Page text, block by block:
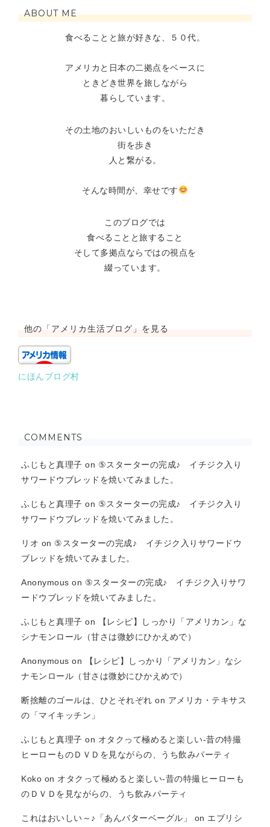
ABOUT ME
食べることと旅が好きな、５０代。
アメリカと日本の二拠点をベースに
ときどき世界を旅しながら
暮らしています。
その土地のおいしいものをいただき
街を歩き
人と繋がる。
そんな時間が、幸せです
このブログでは
食べることと旅すること
そして多拠点ならではの視点を
綴っています。
他の「アメリカ生活ブログ」を見る
にほんブログ村
COMMENTS
ふじもと真理子 on ⑤スターターの完成♪ イチジク入り
サワードウブレッドを焼いてみました。
ふじもと真理子 on ⑤スターターの完成♪ イチジク入り
サワードウブレッドを焼いてみました。
リオ on ⑤スターターの完成♪ イチジク入りサワードウ
ブレッドを焼いてみました。
Anonymous on ⑤スターターの完成♪ イチジク入りサワ
ードウブレッドを焼いてみました。
ふじもと真理子 on
【レシピ】しっかり「アメリカン」な
シナモンロール（甘さは微妙にひかえめで）
Anonymous on
【レシピ】しっかり「アメリカン」なシ
ナモンロール（甘さは微妙にひかえめで）
断捨離のゴールは、ひとそれぞれ on アメリカ・テキサス
の「マイキッチン」
ふじもと真理子 on オタクって極めると楽しい-昔の特撮
ヒーローものＤＶＤを見ながらの、うち飲みパーティ
Koko on オタクって極めると楽しい-昔の特撮ヒーローも
のＤＶＤを見ながらの、うち飲みパーティ
これはおいしい～♪「あんバターベーグル」 on エブリシ